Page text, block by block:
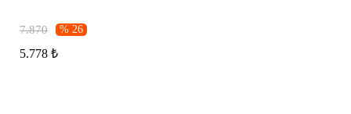
7.870 % 26
5.778 ₺